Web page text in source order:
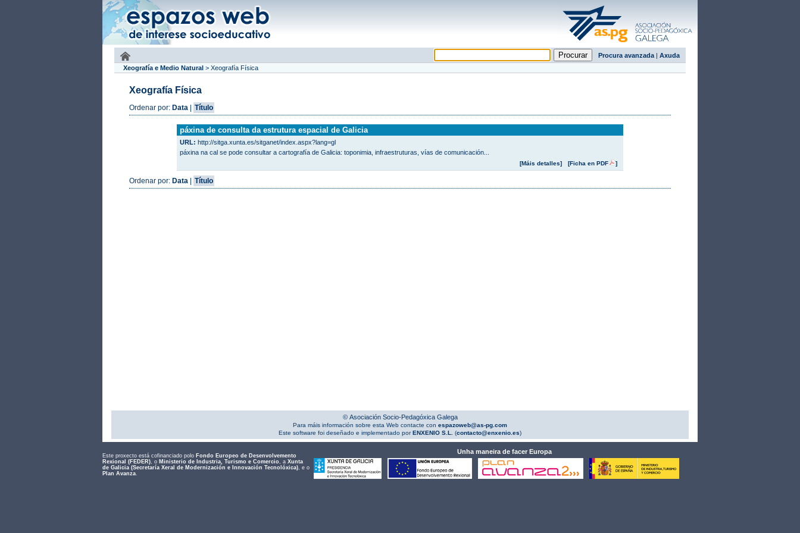
Procura avanzada | Axuda
Xeografía e Medio Natural > Xeografía Física
Xeografía Física
Ordenar por: Data Título
páxina de consulta da estrutura espacial de Galicia
URL: http://sitga.xunta.es/sitganet/index.aspx?lang=gl
páxina na cal se pode consultar a cartografía de Galicia: toponimia, infraestruturas, vías de comunicación...
[Máis detalles] [Ficha en PDF ]
Ordenar por: Data Título
© Asociación Socio-Pedagóxica Galega
Para máis información sobre esta Web contacte con espazoweb@as-pg.com
Este software foi deseñado e implementado porENXENIO S.L. (contacto@enxenio.es)
Este proxecto está cofinanciado polo Fondo Europeo de Desenvolvemento
Rexional (FEDER), o Ministerio de Industria, Turismo e Comercio, a Xunta
de Galicia (Secretaría Xeral de Modernización e Innovación Tecnolóxica), e o
Plan Avanza.
Unha maneira de facer Europa